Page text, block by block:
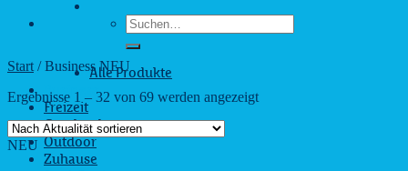
Suchen
nach:
Alle Produkte
Business
Freizeit
Geschenke
Outdoor
Zuhause
Start /Business NEU
Ergebnisse 1 – 32 von 69 werden angezeigtNach
NEU